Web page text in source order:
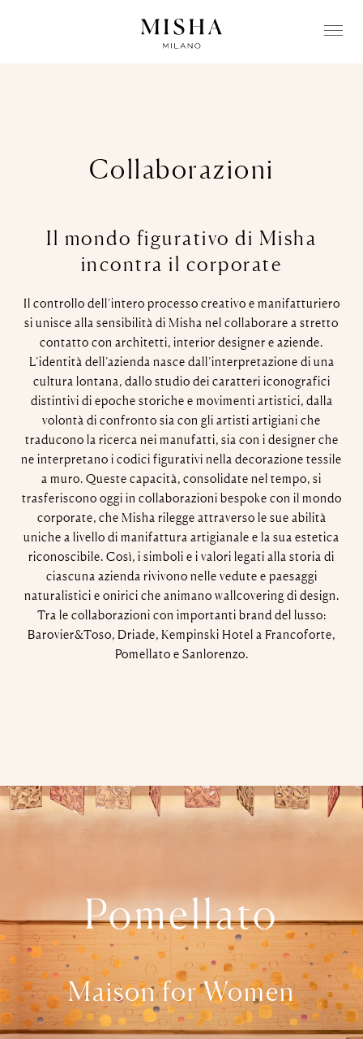
Collaborazioni
Il mondo figurativo di Misha
incontra il corporate
Il controllo dell’intero processo creativo e manifatturiero
si unisce alla sensibilità di Misha nel collaborare a stretto
contatto con architetti, interior designer e aziende.
L’identità dell’azienda nasce dall’interpretazione di una
cultura lontana, dallo studio dei caratteri iconografici
distintivi di epoche storiche e movimenti artistici, dalla
volontà di confronto sia con gli artisti artigiani che
traducono la ricerca nei manufatti, sia con i designer che
ne interpretano i codici figurativi nella decorazione tessile
a muro. Queste capacità, consolidate nel tempo, si
trasferiscono oggi in collaborazioni bespoke con il mondo
corporate, che Misha rilegge attraverso le sue abilità
uniche a livello di manifattura artigianale e la sua estetica
riconoscibile. Così, i simboli e i valori legati alla storia di
ciascuna azienda rivivono nelle vedute e paesaggi
naturalistici e onirici che animano wallcovering di design.
Tra le collaborazioni con importanti brand del lusso:
Barovier&Toso, Driade, Kempinski Hotel a Francoforte,
Pomellato e Sanlorenzo.
Pomellato
Maison for Women